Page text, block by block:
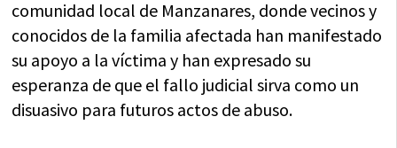
comunidad local de Manzanares, donde vecinos y
conocidos de la familia afectada han manifestado
su apoyo a la víctima y han expresado su
esperanza de que el fallo judicial sirva como un
disuasivo para futuros actos de abuso.